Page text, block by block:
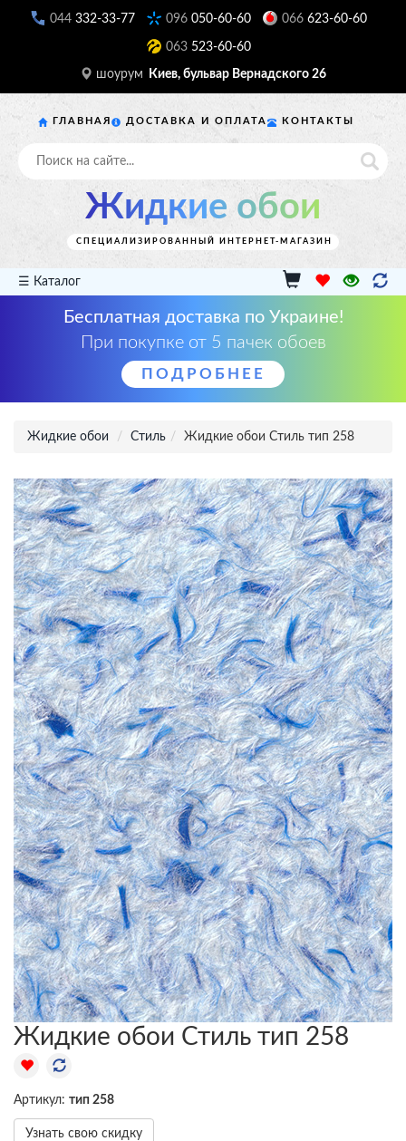
044 332-33-77 096 050-60-60 066 623-60-60
063 523-60-60
шоурум Киев, бульвар Вернадского 26
ГЛАВНАЯ ДОСТАВКА И ОПЛАТА КОНТАКТЫ
Жидкие обои
СПЕЦИАЛИЗИРОВАННЫЙ ИНТЕРНЕТ-МАГАЗИН
☰ Каталог
Бесплатная доставка по Украине!
При покупке от 5 пачек обоев
ПОДРОБНЕЕ
Жидкие обои Стиль Жидкие обои Стиль тип 258
Жидкие обои Стиль тип 258
Артикул: тип 258
Узнать свою скидку